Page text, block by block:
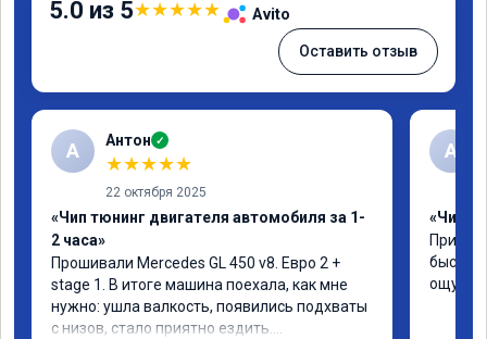
5.0 из 5★★★★★ Avito
Оставить отзыв
А Антон ✓
★★★★★
22 октября 2025
«Чип тюнинг двигателя автомобиля за 1-
2 часа»
Прошивали Mercedes GL 450 v8. Евро 2 +
stage 1. В итоге машина поехала, как мне
нужно: ушла валкость, появились подхваты
с низов, стало приятно ездить.
A
«Чип